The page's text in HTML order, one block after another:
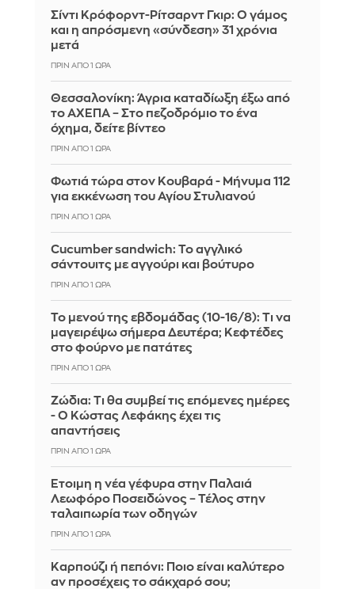
Σίντι Κρόφορντ-Ρίτσαρντ Γκιρ: Ο γάμος
και η απρόσμενη «σύνδεση» 31 χρόνια
μετά
ΠΡΙΝ ΑΠΌ 1 ΏΡΑ
Θεσσαλονίκη: Άγρια καταδίωξη έξω από
το ΑΧΕΠΑ – Στο πεζοδρόμιο το ένα
όχημα, δείτε βίντεο
ΠΡΙΝ ΑΠΌ 1 ΏΡΑ
Φωτιά τώρα στον Κουβαρά - Μήνυμα 112
για εκκένωση του Αγίου Στυλιανού
ΠΡΙΝ ΑΠΌ 1 ΏΡΑ
Cucumber sandwich: Το αγγλικό
σάντουιτς με αγγούρι και βούτυρο
ΠΡΙΝ ΑΠΌ 1 ΏΡΑ
Το μενού της εβδομάδας (10-16/8): Τι να
μαγειρέψω σήμερα Δευτέρα; Κεφτέδες
στο φούρνο με πατάτες
ΠΡΙΝ ΑΠΌ 1 ΏΡΑ
Ζώδια: Τι θα συμβεί τις επόμενες ημέρες
- Ο Κώστας Λεφάκης έχει τις
απαντήσεις
ΠΡΙΝ ΑΠΌ 1 ΏΡΑ
Έτοιμη η νέα γέφυρα στην Παλαιά
Λεωφόρο Ποσειδώνος – Τέλος στην
ταλαιπωρία των οδηγών
ΠΡΙΝ ΑΠΌ 1 ΏΡΑ
Καρπούζι ή πεπόνι: Ποιο είναι καλύτερο
αν προσέχεις το σάκχαρό σου;